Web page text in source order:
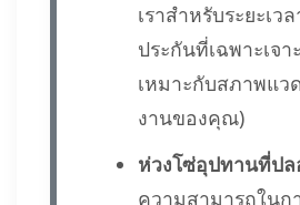
เราสำหรับระยะเว
ประกันที่เฉพาะเจ
เหมาะกับสภาพแว
งานของคุณ)
ห่วงโซ่อุปทานที่ป
ความสามารถในก